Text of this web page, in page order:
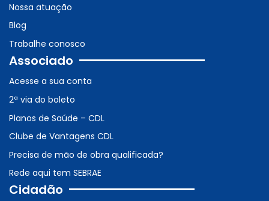
Nossa atuação
Blog
Trabalhe conosco
Associado
Acesse a sua conta
2ª via do boleto
Planos de Saúde – CDL
Clube de Vantagens CDL
Precisa de mão de obra qualificada?
Rede aqui tem SEBRAE
Cidadão